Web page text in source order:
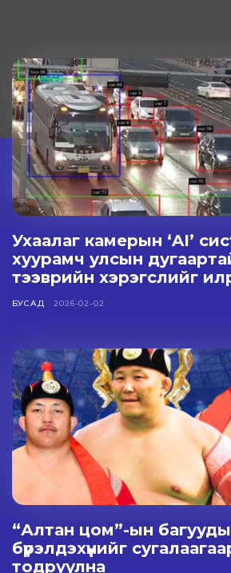
Ухаалаг камерын ‘AI’
хуурамч улсын
тээврийн хэрэгслийг
БУСАД 2026-02-02
“Алтан цом”-ын
бүрэлдэхүүнийг
тодруулна